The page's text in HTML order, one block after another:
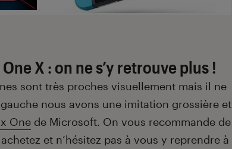
X : on ne s’y retrouve plus !
sont très proches visuellement mais il ne
nous avons une imitation grossière et
One de Microsoft. On vous recommande de
et n’hésitez pas à vous y reprendre à